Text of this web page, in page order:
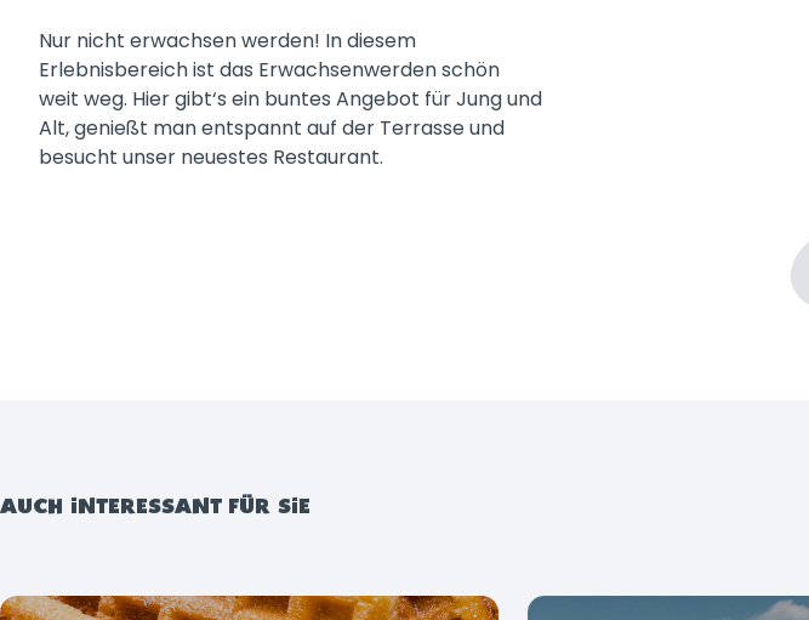
Nur nicht erwachsen werden! In diesem
Erlebnisbereich ist das Erwachsenwerden schön
weit weg. Hier gibt‘s ein buntes Angebot für Jung und
Alt, genießt man entspannt auf der Terrasse und
besucht unser neuestes Restaurant.
AUCH INTERESSANT FÜR SIE